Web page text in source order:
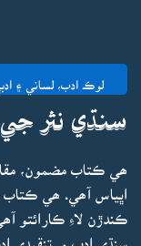
لوڪ ادب، لساني ۽
سنڌي نثر
ھي ڪتاب مضمون،
اڀياس آھي. ھي
ڪندڙن لاءِ ڪارائتو
سنڌي ادب ۾ تنقيدي